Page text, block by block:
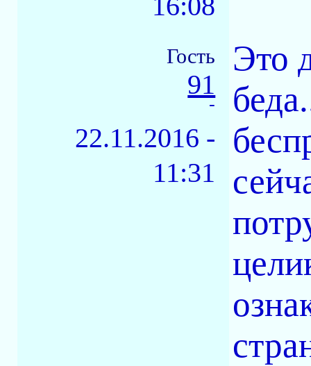
Гость
91
-
22.11.2016 -
11:31
Это